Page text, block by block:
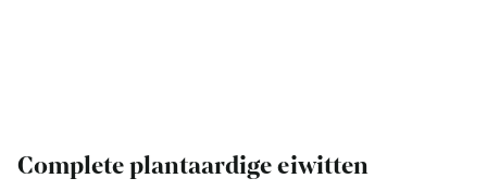
Complete plantaardige eiwitten